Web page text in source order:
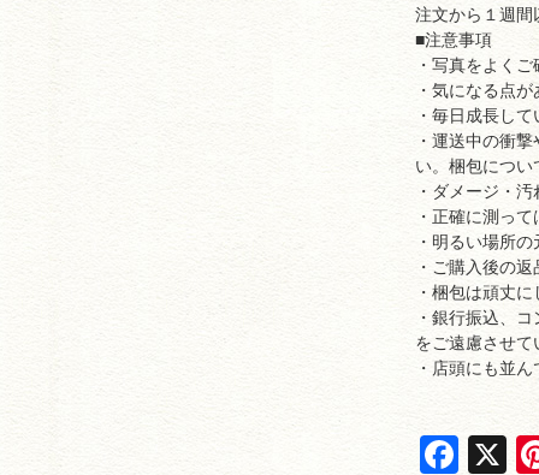
注文から１週間
■注意事項
・写真をよく
・気になる点
・毎日成長し
・運送中の衝
い。梱包につ
・ダメージ・
・正確に測っ
・明るい場所
・ご購入後の
・梱包は頑丈
・銀行振込、
をご遠慮させ
・店頭にも並
F
X